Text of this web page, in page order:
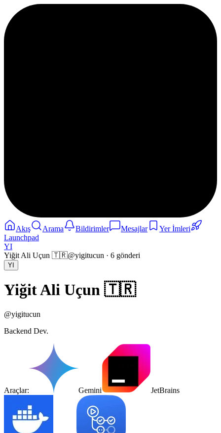
Akış Arama Bildirimler Mesajlar
Yer İmleri
Launchpad
YI
Yiğit Ali Uçun 🇹🇷@yigitucun · 6 gönderi
YI
Yiğit Ali Uçun 🇹🇷
@yigitucun
Backend Dev.
Araçlar: Gemini JetBrains